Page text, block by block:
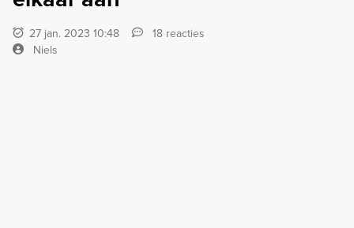
27 jan. 2023 10:48
18 reacties
Niels